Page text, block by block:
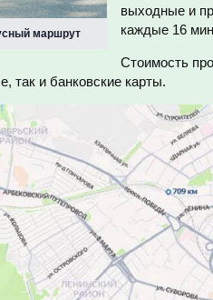
маршрут
выходные и
каждые 16
Стоимость
так и банковские карты.